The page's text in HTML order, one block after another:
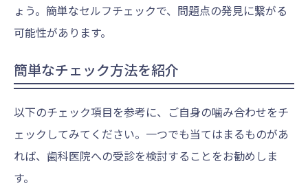
ょう。簡単なセルフチェックで、問題点の発見に繋がる
可能性があります。
簡単なチェック方法を紹介
以下のチェック項目を参考に、ご自身の噛み合わせをチ
ェックしてみてください。一つでも当てはまるものがあ
れば、歯科医院への受診を検討することをお勧めしま
す。